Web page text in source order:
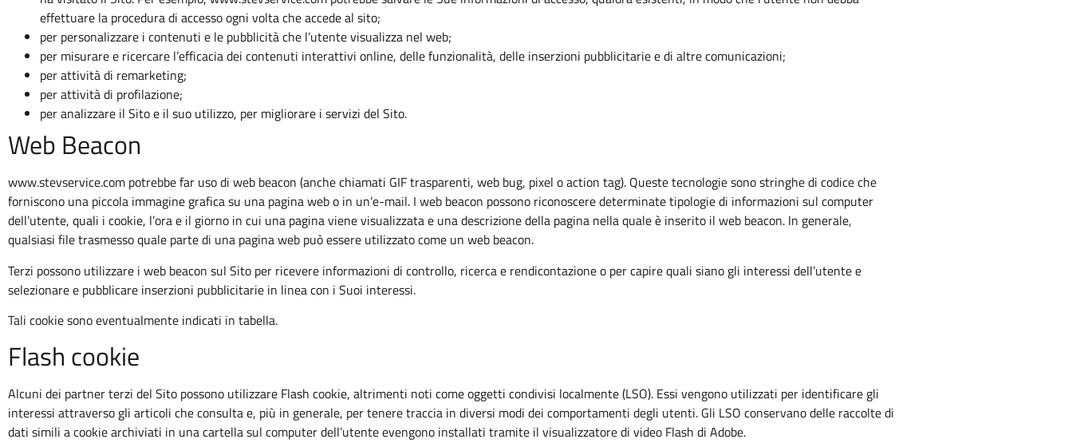
effettuare la procedura di accesso ogni volta che accede al sito;
per personalizzare i contenuti e le pubblicità che l’utente visualizza nel web;
per misurare e ricercare l’efficacia dei contenuti interattivi online, delle funzionalità, delle inserzioni pubblicitarie e di altre comunicazioni;
per attività di remarketing;
per attività di profilazione;
per analizzare il Sito e il suo utilizzo, per migliorare i servizi del Sito.
Web Beacon
www.stevservice.com potrebbe far uso di web beacon (anche chiamati GIF trasparenti, web bug, pixel o action tag). Queste tecnologie sono stringhe di codice che
forniscono una piccola immagine grafica su una pagina web o in un’e-mail. I web beacon possono riconoscere determinate tipologie di informazioni sul computer
dell’utente, quali i cookie, l’ora e il giorno in cui una pagina viene visualizzata e una descrizione della pagina nella quale è inserito il web beacon. In generale,
qualsiasi file trasmesso quale parte di una pagina web può essere utilizzato come un web beacon.
Terzi possono utilizzare i web beacon sul Sito per ricevere informazioni di controllo, ricerca e rendicontazione o per capire quali siano gli interessi dell’utente e
selezionare e pubblicare inserzioni pubblicitarie in linea con i Suoi interessi.
Tali cookie sono eventualmente indicati in tabella.
Flash cookie
Alcuni dei partner terzi del Sito possono utilizzare Flash cookie, altrimenti noti come oggetti condivisi localmente (LSO). Essi vengono utilizzati per identificare gli
interessi attraverso gli articoli che consulta e, più in generale, per tenere traccia in diversi modi dei comportamenti degli utenti. Gli LSO conservano delle raccolte di
dati simili a cookie archiviati in una cartella sul computer dell’utente evengono installati tramite il visualizzatore di video Flash di Adobe.